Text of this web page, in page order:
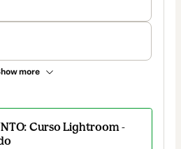
more
Curso Lightroom -